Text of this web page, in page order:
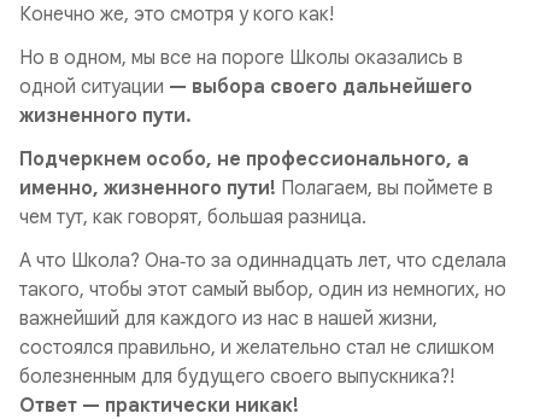
Конечно же, это смотря у кого как!
Но в одном, мы все на пороге Школы оказались в
одной ситуации — выбора своего дальнейшего
жизненного пути.
Подчеркнем особо, не профессионального, а
именно, жизненного пути! Полагаем, вы поймете в
чем тут, как говорят, большая разница.
А что Школа? Она‑то за одиннадцать лет, что сделала
такого, чтобы этот самый выбор, один из немногих, но
важнейший для каждого из нас в нашей жизни,
состоялся правильно, и желательно стал не слишком
болезненным для будущего своего выпускника?!
Ответ — практически никак!